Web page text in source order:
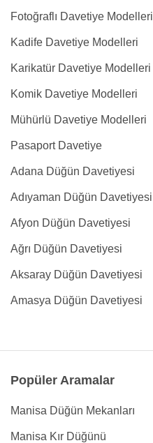
Fotoğraflı Davetiye Modelleri
Kadife Davetiye Modelleri
Karikatür Davetiye Modelleri
Komik Davetiye Modelleri
Mühürlü Davetiye Modelleri
Pasaport Davetiye
Adana Düğün Davetiyesi
Adıyaman Düğün Davetiyesi
Afyon Düğün Davetiyesi
Ağrı Düğün Davetiyesi
Aksaray Düğün Davetiyesi
Amasya Düğün Davetiyesi
Popüler Aramalar
Manisa Düğün Mekanları
Manisa Kır Düğünü